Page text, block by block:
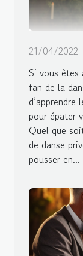
21/04/2022
Si vous êtes
fan de la
pour épater
Quel que
de danse
pousser en...